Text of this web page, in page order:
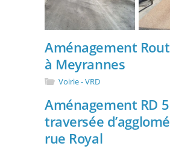
Aménagement
à Meyrannes
Voirie - VRD
Aménagement RD
traversée
rue Royal